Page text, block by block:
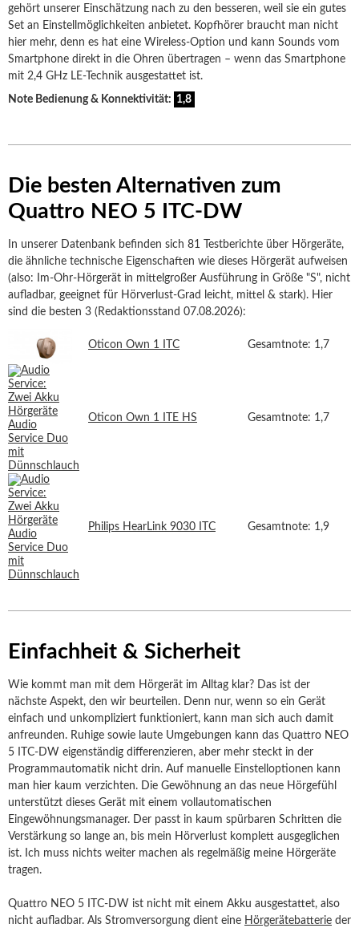
gehört unserer Einschätzung nach zu den besseren, weil sie ein gutes
Set an Einstellmöglichkeiten anbietet. Kopfhörer braucht man nicht
hier mehr, denn es hat eine Wireless-Option und kann Sounds vom
Smartphone direkt in die Ohren übertragen – wenn das Smartphone
mit 2,4 GHz LE-Technik ausgestattet ist.
Note Bedienung & Konnektivität: 1,8
Die besten Alternativen zum
Quattro NEO 5 ITC-DW
In unserer Datenbank befinden sich 81 Testberichte über Hörgeräte,
die ähnliche technische Eigenschaften wie dieses Hörgerät aufweisen
(also: Im-Ohr-Hörgerät in mittelgroßer Ausführung in Größe "S", nicht
aufladbar, geeignet für Hörverlust-Grad leicht, mittel & stark). Hier
sind die besten 3 (Redaktionsstand 07.08.2026):
Oticon Own 1 ITC Gesamtnote: 1,7
Oticon Own 1 ITE HS Gesamtnote: 1,7
Philips HearLink 9030 ITC Gesamtnote: 1,9
Einfachheit & Sicherheit
Wie kommt man mit dem Hörgerät im Alltag klar? Das ist der
nächste Aspekt, den wir beurteilen. Denn nur, wenn so ein Gerät
einfach und unkompliziert funktioniert, kann man sich auch damit
anfreunden. Ruhige sowie laute Umgebungen kann das Quattro NEO
5 ITC-DW eigenständig differenzieren, aber mehr steckt in der
Programmautomatik nicht drin. Auf manuelle Einstelloptionen kann
man hier kaum verzichten. Die Gewöhnung an das neue Hörgefühl
unterstützt dieses Gerät mit einem vollautomatischen
Eingewöhnungsmanager. Der passt in kaum spürbaren Schritten die
Verstärkung so lange an, bis mein Hörverlust komplett ausgeglichen
ist. Ich muss nichts weiter machen als regelmäßig meine Hörgeräte
tragen.
Quattro NEO 5 ITC-DW ist nicht mit einem Akku ausgestattet, also
nicht aufladbar. Als Stromversorgung dient eine Hörgerätebatterie der